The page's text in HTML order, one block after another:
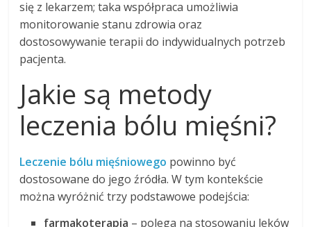
się z lekarzem; taka współpraca umożliwia
monitorowanie stanu zdrowia oraz
dostosowywanie terapii do indywidualnych potrzeb
pacjenta.
Jakie są metody
leczenia bólu mięśni?
Leczenie bólu mięśniowego powinno być
dostosowane do jego źródła. W tym kontekście
można wyróżnić trzy podstawowe podejścia:
farmakoterapia – polega na stosowaniu leków